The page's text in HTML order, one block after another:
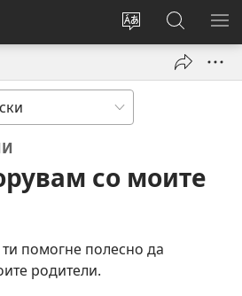
Смени
јазикот
на
страницата
Најави
се
window)
на
JW.ORG/
со моите
помогне полесно да
родители.